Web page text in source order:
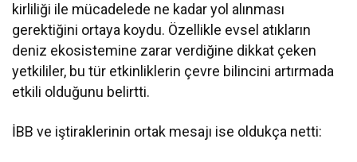
kirliliği ile mücadelede ne kadar yol alınması
gerektiğini ortaya koydu. Özellikle evsel atıkların
deniz ekosistemine zarar verdiğine dikkat çeken
yetkililer, bu tür etkinliklerin çevre bilincini artırmada
etkili olduğunu belirtti.
İBB ve iştiraklerinin ortak mesajı ise oldukça netti: